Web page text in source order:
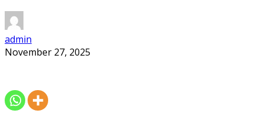
admin
November 27, 2025